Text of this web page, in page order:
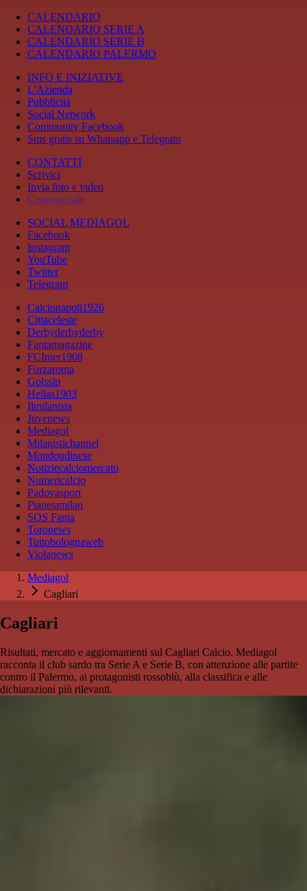
CALENDARIO
CALENDARIO SERIE A
CALENDARIO SERIE B
CALENDARIO PALERMO
INFO E INIZIATIVE
L'Azienda
Pubblicità
Social Network
Community Facebook
Sms gratis su Whatsapp e Telegram
CONTATTI
Scrivici
Invia foto e video
Commerciale
SOCIAL MEDIAGOL
Facebook
Instagram
YouTube
Twitter
Telegram
Calcionapoli1926
Cittaceleste
Derbyderbyderby
Fantamagazine
FCInter1908
Forzaroma
Golssip
Hellas1903
Ilmilanista
Juvenews
Mediagol
Milanistichannel
Mondoudinese
Notiziecalciomercato
Numericalcio
Padovasport
Pianetamilan
SOS Fanta
Toronews
Tuttobolognaweb
Violanews
Mediagol
Cagliari
Cagliari
Risultati, mercato e aggiornamenti sul Cagliari Calcio. Mediagol
racconta il club sardo tra Serie A e Serie B, con attenzione alle partite
contro il Palermo, ai protagonisti rossoblù, alla classifica e alle
dichiarazioni più rilevanti.